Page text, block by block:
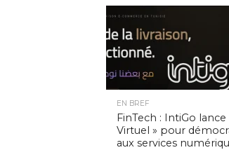
EN BREF
FinTech : IntiGo lance
Virtuel » pour
aux services